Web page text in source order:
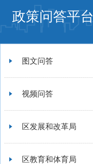
政策问答平台
图文问答
视频问答
区发展和改革局
区教育和体育局